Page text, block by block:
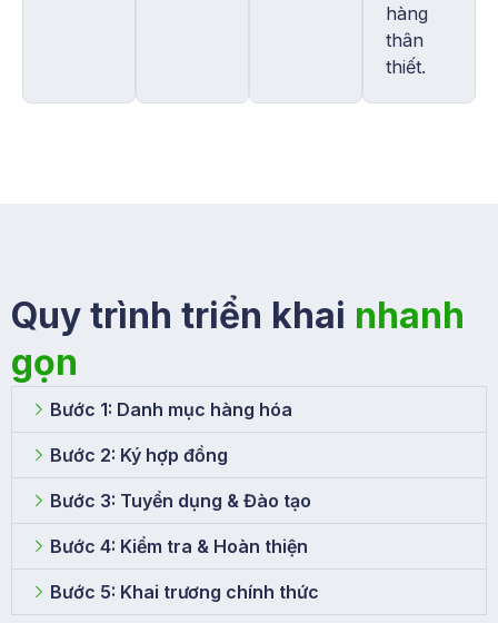
hàng
thân
thiết.
Quy trình triển khai nhanh
gọn
Bước 1: Danh mục hàng hóa
Bước 2: Ký hợp đồng
Bước 3: Tuyển dụng & Đào tạo
Bước 4: Kiểm tra & Hoàn thiện
Bước 5: Khai trương chính thức